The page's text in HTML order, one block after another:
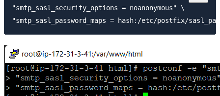
"smtp_sasl_security_options = noanonymous" \